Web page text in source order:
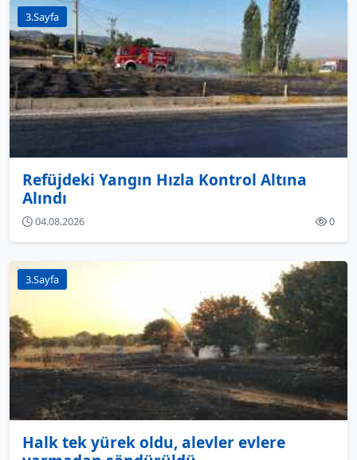
3.Sayfa
Refüjdeki Yangın Hızla Kontrol Altına
Alındı
04.08.2026 0
3.Sayfa
Halk tek yürek oldu, alevler evlere